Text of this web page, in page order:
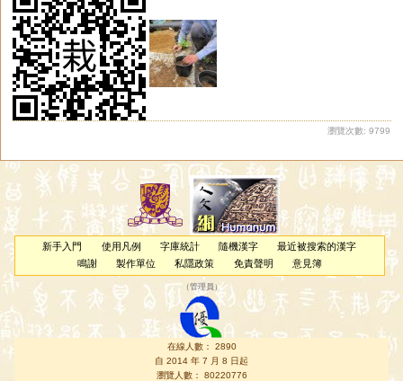
瀏覽次數: 9799
新手入門 使用凡例 字庫統計 隨機漢字
最近被搜索的漢字
鳴謝
製作單位 私隱政策 免責聲明 意見簿
（管理員 ）
在線人數： 2890
自 2014 年 7 月 8 日起
瀏覽人數： 80220776